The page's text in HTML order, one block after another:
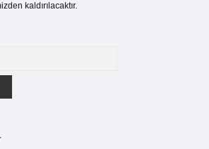
kaldırılacaktır.